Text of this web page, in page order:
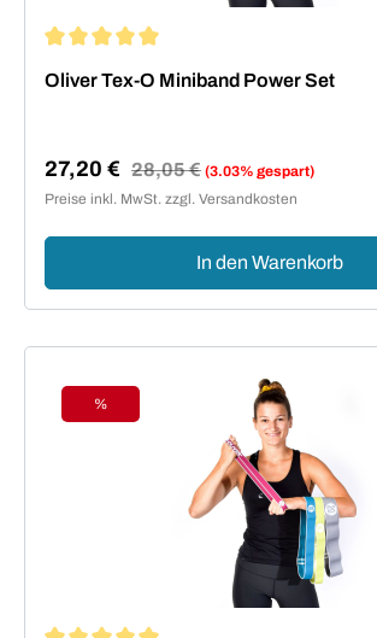
Oliver Tex-O Miniband Power Set
Verkaufspreis:
27,20 € Regulärer Preis:
28,05 € (3.03% gespart)
Preise inkl. MwSt. zzgl. Versandkosten
In den Warenkorb
Rabatt
%